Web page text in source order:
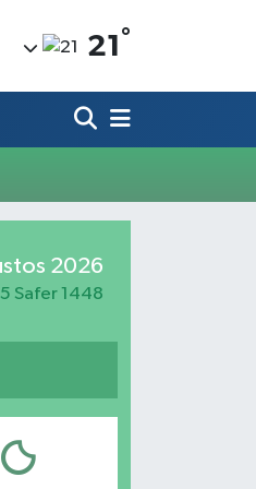
21 °
2026
Safer 1448